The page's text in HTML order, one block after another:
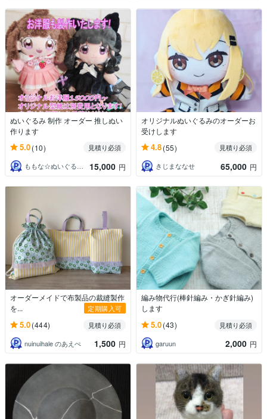
ぬいぐるみ 制作 オーダー 推しぬい
作ります
5.0(10)
見積り必須
ももな☆ぬいぐるみオーダー受付中
15,000 円
オリジナルぬいぐるみのオーダーお
受けします
4.8(55)
見積り必須
きじまななせ
65,000 円
オーダーメイドで布製品の裁縫製作
を...
定期購入可
5.0(444)
見積り必須
nuinuihale のあえぺ
1,500 円
編み物代行(棒針編み・かぎ針編み)
します
5.0(43)
見積り必須
garuun
2,000 円